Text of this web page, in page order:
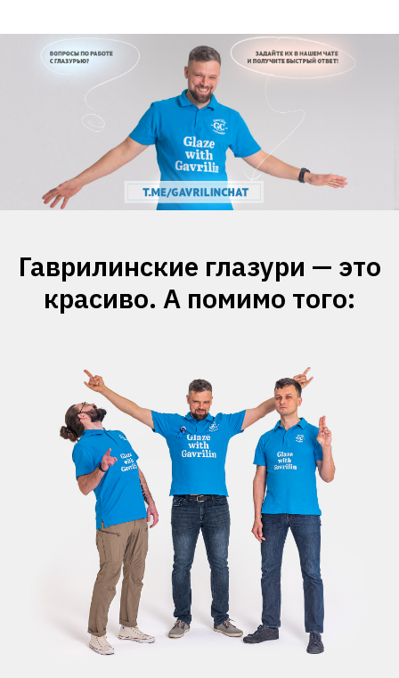
Гаврилинские глазури — это
красиво. А помимо того: